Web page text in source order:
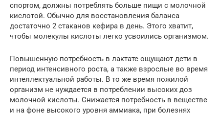
спортом, должны потреблять больше пищи с молочной
кислотой. Обычно для восстановления баланса
достаточно 2 стаканов кефира в день. Этого хватит,
чтобы молекулы кислоты легко усвоились организмом.
Повышенную потребность в лактате ощущают дети в
период интенсивного роста, а также взрослые во время
интеллектуальной работы. В то же время пожилой
организм не нуждается в потреблении высоких доз
молочной кислоты. Снижается потребность в веществе
и на фоне высокого уровня аммиака, при болезнях